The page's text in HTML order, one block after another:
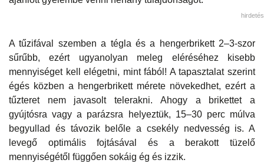
hirdetés
A tűzifával szemben a tégla és a hengerbrikett 2–3-szor
sűrűbb, ezért ugyanolyan meleg eléréséhez kisebb
mennyiséget kell elégetni, mint fából! A tapasztalat szerint
égés közben a hengerbrikett mérete növekedhet, ezért a
tűzteret nem javasolt telerakni. Ahogy a brikettet a
gyújtósra vagy a parázsra helyeztük, 15–30 perc múlva
begyullad és távozik belőle a csekély nedvesség is. A
levegő optimális fojtásával és a berakott tüzelő
mennyiségétől függően sokáig ég és izzik.